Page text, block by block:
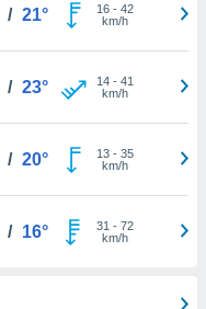
/ 21° 16- 42
km/h
/ 23° 14- 41
km/h
/ 20° 13- 35
km/h
/ 16° 31 - 72
km/h